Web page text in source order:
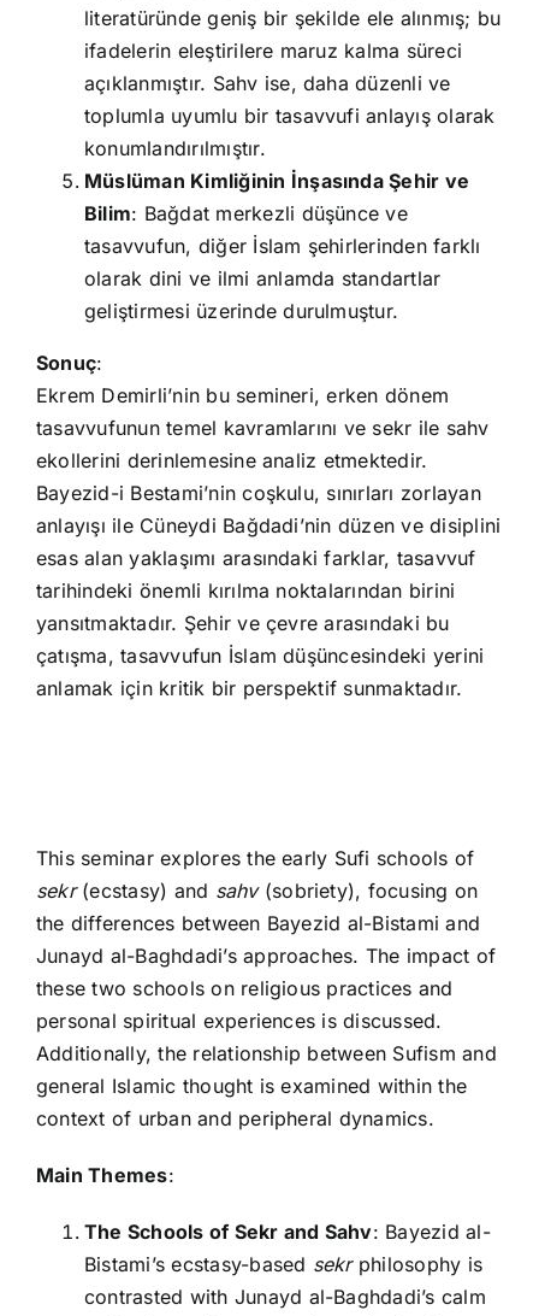
literatüründe geniş bir şekilde ele alınmış; bu
ifadelerin eleştirilere maruz kalma süreci
açıklanmıştır. Sahv ise, daha düzenli ve
toplumla uyumlu bir tasavvufi anlayış olarak
konumlandırılmıştır.
Müslüman Kimliğinin İnşasında Şehir ve
Bilim: Bağdat merkezli düşünce ve
tasavvufun, diğer İslam şehirlerinden farklı
olarak dini ve ilmi anlamda standartlar
geliştirmesi üzerinde durulmuştur.
Sonuç:
Ekrem Demirli’nin bu semineri, erken dönem
tasavvufunun temel kavramlarını ve sekr ile sahv
ekollerini derinlemesine analiz etmektedir.
Bayezid-i Bestami’nin coşkulu, sınırları zorlayan
anlayışı ile Cüneydi Bağdadi’nin düzen ve disiplini
esas alan yaklaşımı arasındaki farklar, tasavvuf
tarihindeki önemli kırılma noktalarından birini
yansıtmaktadır. Şehir ve çevre arasındaki bu
çatışma, tasavvufun İslam düşüncesindeki yerini
anlamak için kritik bir perspektif sunmaktadır.
This seminar explores the early Sufi schools of
sekr(ecstasy) and sahv(sobriety), focusing on
the differences between Bayezid al-Bistami and
Junayd al-Baghdadi’s approaches. The impact of
these two schools on religious practices and
personal spiritual experiences is discussed.
Additionally, the relationship between Sufism and
general Islamic thought is examined within the
context of urban and peripheral dynamics.
Main Themes:
The Schools of Sekr and Sahv: Bayezid al-
Bistami’s ecstasy-based sekrphilosophy is
contrasted with Junayd al-Baghdadi’s calm